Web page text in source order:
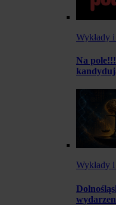
Wykłady
Na
Wykłady